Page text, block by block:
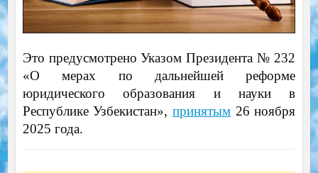
Это предусмотрено Указом Президента № 232
«О мерах по дальнейшей реформе
юридического образования и науки в
Республике Узбекистан», принятым 26 ноября
2025 года.